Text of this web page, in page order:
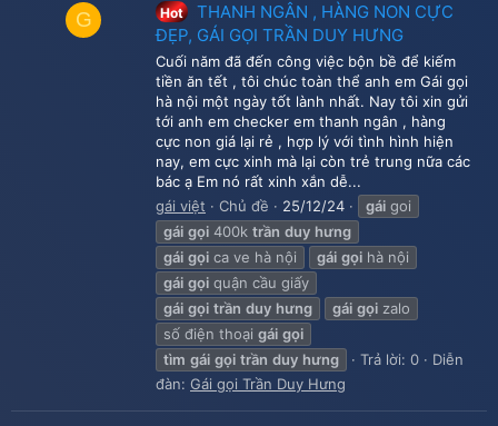
G Hot
THANH NGÂN , HÀNG NON CỰC
ĐẸP, GÁI GỌI TRẦN DUY HƯNG
Cuối năm đã đến công việc bộn bề để kiếm
tiền ăn tết , tôi chúc toàn thể anh em Gái gọi
hà nội một ngày tốt lành nhất. Nay tôi xin gửi
tới anh em checker em thanh ngân , hàng
cực non giá lại rẻ , hợp lý với tình hình hiện
nay, em cực xinh mà lại còn trẻ trung nữa các
bác ạ Em nó rất xinh xắn dễ...
gái việt
Chủ đề 25/12/24 gái goi
gái gọi 400k trần duy hưng
gái gọi ca ve hà nội gái gọi hà nội
gái gọi quận cầu giấy
gái gọi trần duy hưng gái gọi zalo
số điện thoại gái gọi
tìm gái gọi trần duy hưng Trả lời: 0
Diễn
đàn: Gái gọi Trần Duy Hưng